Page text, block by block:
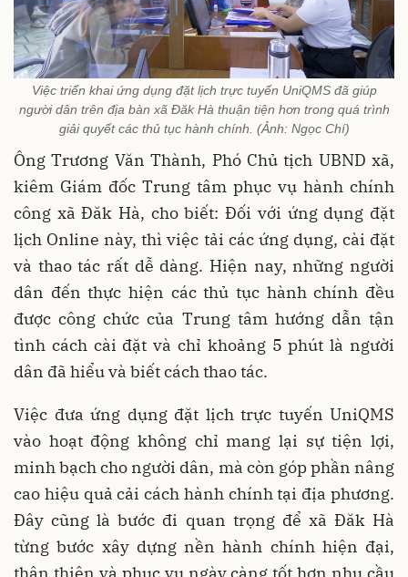
Việc triển khai ứng dụng đặt lịch trực tuyến UniQMS đã giúp
người dân trên địa bàn xã Đăk Hà thuận tiện hơn trong quá trình
giải quyết các thủ tục hành chính. (Ảnh: Ngọc Chí)
Ông Trương Văn Thành, Phó Chủ tịch UBND xã,
kiêm Giám đốc Trung tâm phục vụ hành chính
công xã Đăk Hà, cho biết: Đối với ứng dụng đặt
lịch Online này, thì việc tải các ứng dụng, cài đặt
và thao tác rất dễ dàng. Hiện nay, những người
dân đến thực hiện các thủ tục hành chính đều
được công chức của Trung tâm hướng dẫn tận
tình cách cài đặt và chỉ khoảng 5 phút là người
dân đã hiểu và biết cách thao tác.
Việc đưa ứng dụng đặt lịch trực tuyến UniQMS
vào hoạt động không chỉ mang lại sự tiện lợi,
minh bạch cho người dân, mà còn góp phần nâng
cao hiệu quả cải cách hành chính tại địa phương.
Đây cũng là bước đi quan trọng để xã Đăk Hà
từng bước xây dựng nền hành chính hiện đại,